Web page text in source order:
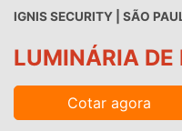
IGNIS SECURITY | SÃO
LUMINÁRIA DE
Cotar agora